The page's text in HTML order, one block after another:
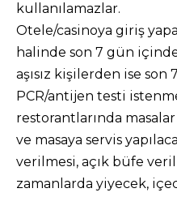
kullanılamazlar.
Otele/casinoya giriş
halinde son 7 gün
aşısız kişilerden ise son
PCR/antijen testi
restorantlarında
ve masaya servis
verilmesi, açık büfe
zamanlarda yiyecek,